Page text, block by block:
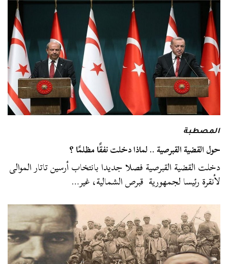
المصطبة
حول القضية القبرصية .. لماذا دخلت نفقًا مظلمًا ؟
دخلت القضية القبرصية فصلا جديدا بانتخاب أرسين تاتار الموالى
لأنقرة رئيسا لجمهورية قبرص الشمالية، غير…